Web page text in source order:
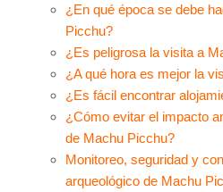
¿En qué época se debe
Picchu?
¿Es peligrosa la visita a
¿A qué hora es mejor la
¿Es fácil encontrar
¿Cómo evitar el impacto
de Machu Picchu?
Monitoreo, seguridad y
arqueológico de Machu